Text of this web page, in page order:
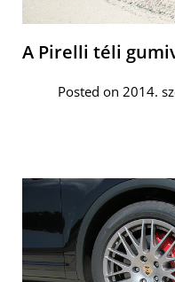
A Pirelli téli
Posted on 2014.